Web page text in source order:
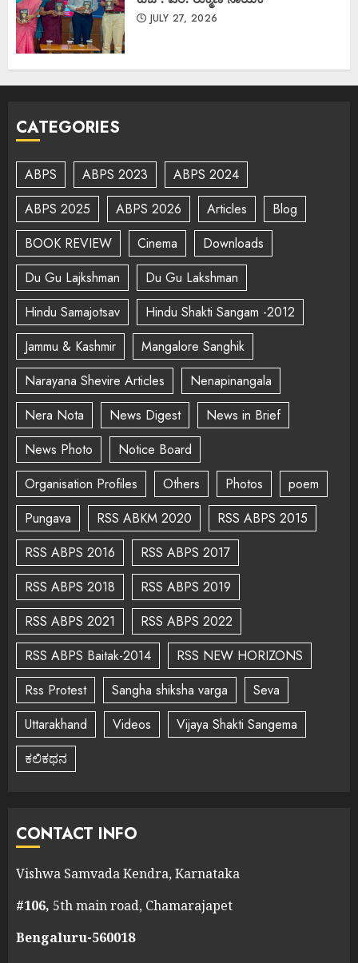
JULY 27, 2026
CATEGORIES
ABPS ABPS 2023
ABPS 2024
ABPS 2025
ABPS 2026 Articles
Blog
BOOK REVIEW
Cinema
Downloads
Du Gu Lajkshman
Du Gu Lakshman
Hindu Samajotsav
Hindu Shakti Sangam -2012
Jammu & Kashmir
Mangalore Sanghik
Narayana Shevire Articles
Nenapinangala
Nera Nota
News Digest
News in Brief
News Photo
Notice Board
Organisation Profiles
Others Photos
poem
Pungava
RSS ABKM 2020
RSS ABPS 2015
RSS ABPS 2016
RSS ABPS 2017
RSS ABPS 2018
RSS ABPS 2019
RSS ABPS 2021
RSS ABPS 2022
RSS ABPS Baitak-2014
RSS NEW HORIZONS
Rss Protest
Sangha shiksha varga
Seva
Uttarakhand
Videos
Vijaya Shakti Sangema
ಕಲಿಕಥನ
CONTACT INFO
Vishwa Samvada Kendra, Karnataka
#106, 5th main road, Chamarajapet
Bengaluru-560018